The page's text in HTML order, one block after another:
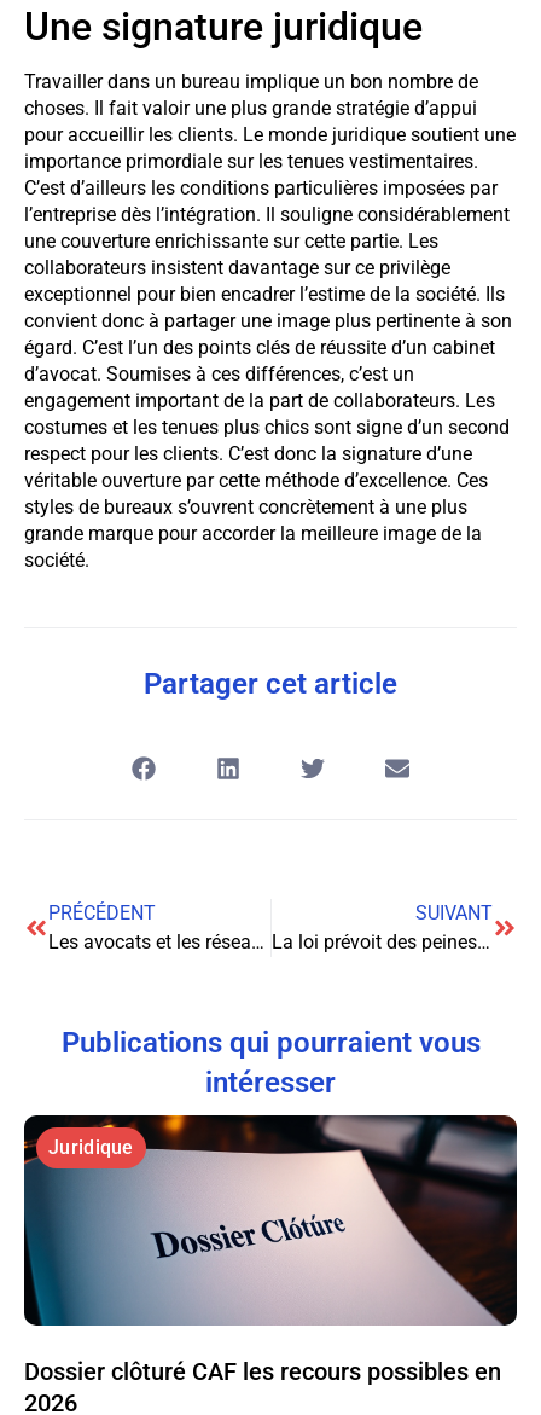
Une signature juridique
Travailler dans un bureau implique un bon nombre de
choses. Il fait valoir une plus grande stratégie d’appui
pour accueillir les clients. Le monde juridique soutient une
importance primordiale sur les tenues vestimentaires.
C’est d’ailleurs les conditions particulières imposées par
l’entreprise dès l’intégration. Il souligne considérablement
une couverture enrichissante sur cette partie. Les
collaborateurs insistent davantage sur ce privilège
exceptionnel pour bien encadrer l’estime de la société. Ils
convient donc à partager une image plus pertinente à son
égard. C’est l’un des points clés de réussite d’un cabinet
d’avocat. Soumises à ces différences, c’est un
engagement important de la part de collaborateurs. Les
costumes et les tenues plus chics sont signe d’un second
respect pour les clients. C’est donc la signature d’une
véritable ouverture par cette méthode d’excellence. Ces
styles de bureaux s’ouvrent concrètement à une plus
grande marque pour accorder la meilleure image de la
société.
Partager cet article
PRÉCÉDENT
Les avocats et les réseaux sociaux, une possible exploitation dans un concept juridique
SUIVANT
La loi prévoit des peines pour les infractions
Publications qui pourraient vous
intéresser
Juridique
Dossier clôturé CAF les recours possibles en
2026